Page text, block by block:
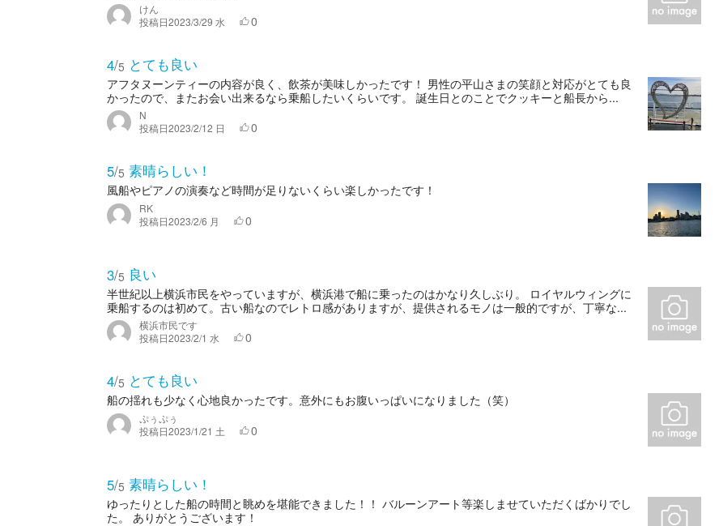
けん
投稿日2023/3/29 水 0
4/5 とても良い
アフタヌーンティーの内容が良く、飲茶が美味しかったです！ 男性の平山さまの笑顔と対応がとても良
かったので、またお会い出来るなら乗船したいくらいです。 誕生日とのことでクッキーと船長から...
N
投稿日2023/2/12 日 0
5/5 素晴らしい！
風船やピアノの演奏など時間が足りないくらい楽しかったです！
RK
投稿日2023/2/6 月 0
3/5 良い
半世紀以上横浜市民をやっていますが、横浜港で船に乗ったのはかなり久しぶり。 ロイヤルウィングに
乗船するのは初めて。古い船なのでレトロ感がありますが、提供されるモノは一般的ですが、丁寧な...
横浜市民です
投稿日2023/2/1 水 0
4/5 とても良い
船の揺れも少なく心地良かったです。意外にもお腹いっぱいになりました（笑）
ぷぅぷぅ
投稿日2023/1/21 土 0
5/5 素晴らしい！
ゆったりとした船の時間と眺めを堪能できました！！ バルーンアート等楽しませていただくばかりでし
た。 ありがとうございます！